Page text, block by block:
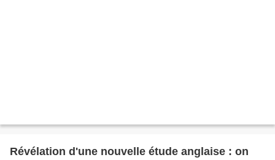
Révélation d'une nouvelle étude anglaise : on